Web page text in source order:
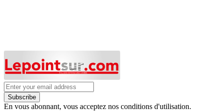
Subscribe
En vous abonnant, vous acceptez nos conditions d'utilisation.